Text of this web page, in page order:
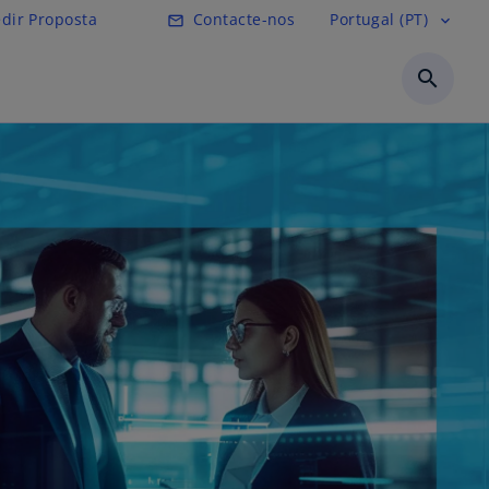
Proposta mail_outline Contacte-nos Portugal (PT) expand_more
search